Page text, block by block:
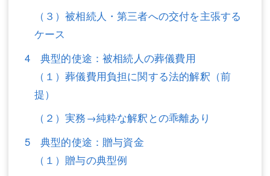
アクセス
東京事務所 (新宿・四谷)
埼玉事務所 (さいたま市)
東京事務所 (新宿・四谷)
埼玉事務所 (さいたま市)
川口事務所（埼玉県川口市）
（３）被相続人・第三者への交付を主張する
ケース
4 典型的使途：被相続人の葬儀費用
（１）葬儀費用負担に関する法的解釈（前
提）
（２）実務→純粋な解釈との乖離あり
5 典型的使途：贈与資金
（１）贈与の典型例